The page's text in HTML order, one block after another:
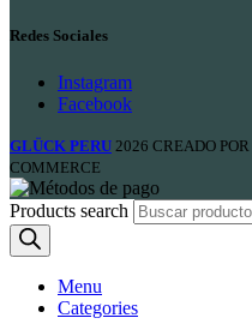
Redes Sociales
Instagram
Facebook
GLÜCK PERU 2026 CREADO POR
COMMERCE
Products search
Menu
Categories